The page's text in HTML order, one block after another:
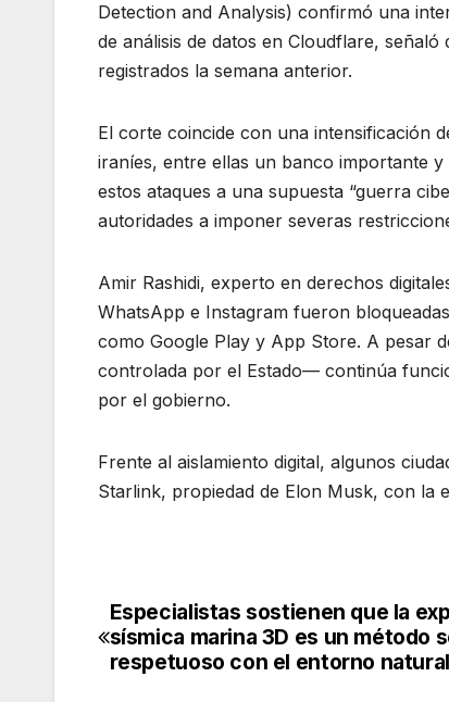
Detection and Analysis) confirmó una
de análisis de datos en Cloudflare,
registrados la semana anterior.
El corte coincide con una intensificación
iraníes, entre ellas un banco importante
estos ataques a una supuesta “guerra
autoridades a imponer severas
Amir Rashidi, experto en derechos
WhatsApp e Instagram fueron
como Google Play y App Store. A pesar
controlada por el Estado— continúa
por el gobierno.
Frente al aislamiento digital, algunos
Starlink, propiedad de Elon Musk, con la
Navegación
de
Especialistas sostienen que la
sísmica marina 3D es un método
respetuoso con el entorno natural